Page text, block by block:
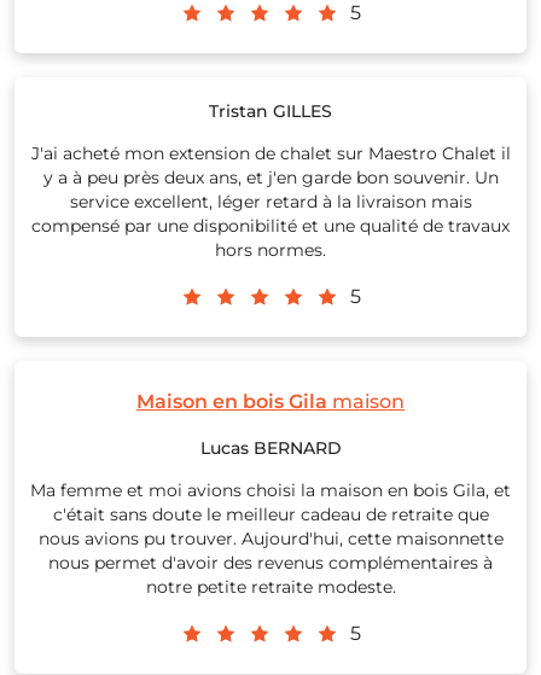
5
Tristan GILLES
J'ai acheté mon extension de chalet sur Maestro Chalet il
y a à peu près deux ans, et j'en garde bon souvenir. Un
service excellent, léger retard à la livraison mais
compensé par une disponibilité et une qualité de travaux
hors normes.
5
Maison en bois Gila maison
Lucas BERNARD
Ma femme et moi avions choisi la maison en bois Gila, et
c'était sans doute le meilleur cadeau de retraite que
nous avions pu trouver. Aujourd'hui, cette maisonnette
nous permet d'avoir des revenus complémentaires à
notre petite retraite modeste.
5